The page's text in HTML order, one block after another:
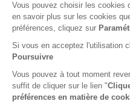
Abonnement
Papier + Version
3€35
Prix par n° pendant 6
Tarif France